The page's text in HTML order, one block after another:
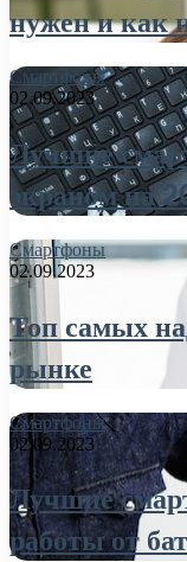
нужен и как
Смартфоны
02.09.2023
Лучшие
экраном на
Смартфоны
02.09.2023
Топ самых
рынке
Смартфоны
02.09.2023
Лучшие
работы от